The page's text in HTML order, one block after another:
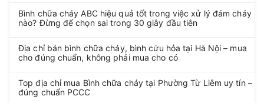
Bình chữa cháy ABC hiệu quả tốt trong việc xử lý đám cháy
nào? Đừng để chọn sai trong 30 giây đầu tiên
Địa chỉ bán bình chữa cháy, bình cứu hỏa tại Hà Nội – mua
cho đúng chuẩn, không phải mua cho có
Top địa chỉ mua Bình chữa cháy tại Phường Từ Liêm uy tín –
đúng chuẩn PCCC